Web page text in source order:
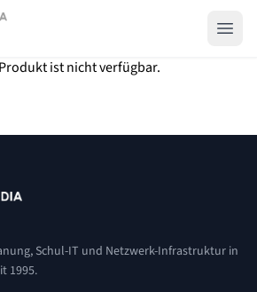
ist nicht verfügbar.
Schul-IT und Netzwerk-Infrastruktur in
1995.